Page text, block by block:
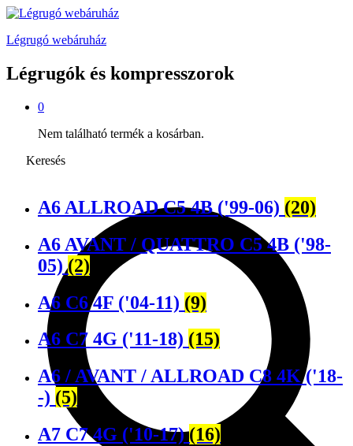
Légrugó webáruház
Légrugók és kompresszorok
0
Nem található termék a kosárban.
Keresés
A6 ALLROAD C5 4B ('99-06) (20)
A6 AVANT / QUATTRO C5 4B ('98-
05)(2)
A6 C6 4F ('04-11) (9)
A6 C7 4G ('11-18) (15)
A6 / AVANT / ALLROAD C8 4K ('18-
-) (5)
A7 C7 4G ('10-17)(16)